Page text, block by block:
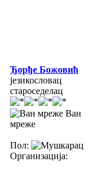
Ђорђе Божовић
језикословац
староседелац
Ван
мреже
Пол:
Организација: